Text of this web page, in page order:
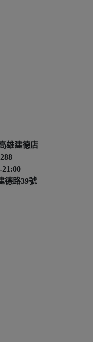
雄建德店
德路39號